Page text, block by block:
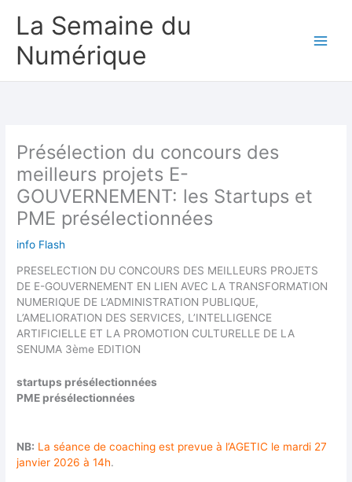
contenu
La Semaine du
Numérique
Présélection du concours des
meilleurs projets E-
GOUVERNEMENT: les Startups et
PME présélectionnées
info Flash
PRESELECTION DU CONCOURS DES MEILLEURS PROJETS
DE E-GOUVERNEMENT EN LIEN AVEC LA TRANSFORMATION
NUMERIQUE DE L’ADMINISTRATION PUBLIQUE,
L’AMELIORATION DES SERVICES, L’INTELLIGENCE
ARTIFICIELLE ET LA PROMOTION CULTURELLE DE LA
SENUMA 3ème EDITION
startups présélectionnées
PME présélectionnées
NB: La séance de coaching est prevue à l’AGETIC le mardi 27
janvier 2026 à 14h.